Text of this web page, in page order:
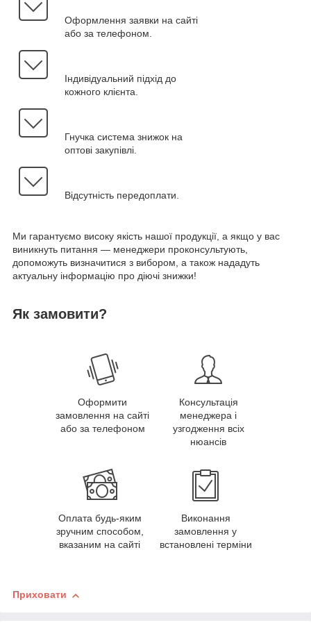
Оформлення заявки на сайті
або за телефоном.
Індивідуальний підхід до
кожного клієнта.
Гнучка система знижок на
оптові закупівлі.
Відсутність передоплати.
Ми гарантуємо високу якість нашої продукції, а якщо у вас
виникнуть питання — менеджери проконсультують,
допоможуть визначитися з вибором, а також нададуть
актуальну інформацію про діючі знижки!
Як замовити?
Оформити
замовлення на сайті
або за телефоном
Консультація
менеджера і
узгодження всіх
нюансів
Оплата будь-яким
зручним способом,
вказаним на сайті
Виконання
замовлення у
встановлені терміни
Приховати